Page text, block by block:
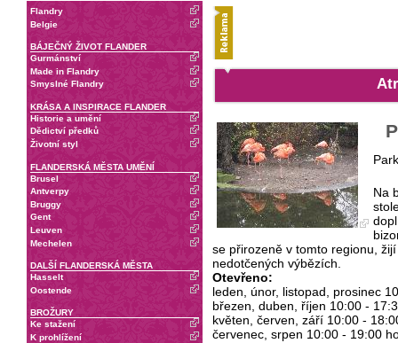
Flandry
Belgie
BÁJEČNÝ ŽIVOT FLANDER
Gurmánství
Made in Flandry
Smyslné Flandry
KRÁSA A INSPIRACE FLANDER
Historie a umění
Dědictví předků
Životní styl
FLANDERSKÁ MĚSTA UMĚNÍ
Brusel
Antverpy
Bruggy
Gent
Leuven
Mechelen
DALŠÍ FLANDERSKÁ MĚSTA
Hasselt
Oostende
BROŽURY
Ke stažení
K prohlížení
Na
se přirozeně v tomto regionu,
nedotčených výbězích.
Otevřeno:
leden, únor, listopad, prosinec
březen, duben, říjen 10:00 -
květen, červen, září 10:00 -
červenec, srpen 10:00 - 19:00